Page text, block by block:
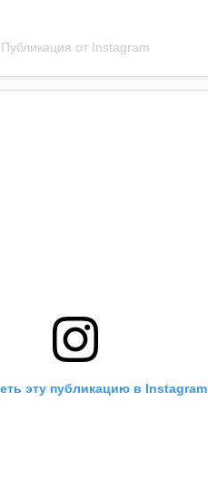
Публикация от Instagram
эту публикацию в Instagram